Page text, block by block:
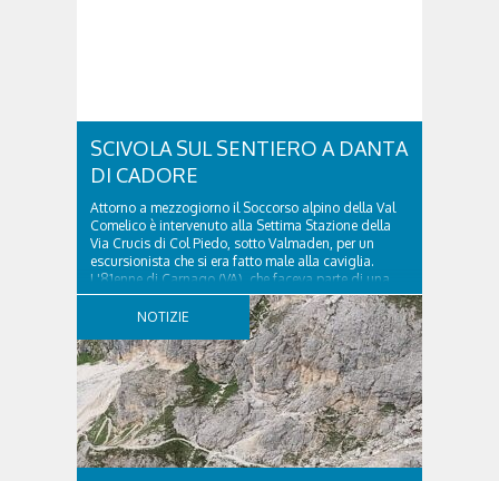
SCIVOLA SUL SENTIERO A DANTA
DI CADORE
Attorno a mezzogiorno il Soccorso alpino della Val
Comelico è intervenuto alla Settima Stazione della
Via Crucis di Col Piedo, sotto Valmaden, per un
escursionista che si era fatto male alla caviglia.
L'81enne di Carnago (VA), che faceva parte di una
comitiva e aveva riportato un trauma...
NOTIZIE